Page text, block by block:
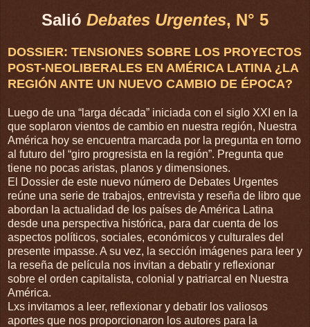
Salió Debates Urgentes, N° 5
DOSSIER: TENSIONES SOBRE LOS PROYECTOS
POST-NEOLIBERALES EN AMÉRICA LATINA ¿LA
REGIÓN ANTE UN NUEVO CAMBIO DE ÉPOCA?
Luego de una “larga década” iniciada con el siglo XXI en la
que soplaron vientos de cambio en nuestra región, Nuestra
América hoy se encuentra marcada por la pregunta en torno
al futuro del “giro progresista en la región”. Pregunta que
tiene no pocas aristas, planos y dimensiones.
El Dossier de este nuevo número de Debates Urgentes
reúne una serie de trabajos, entrevista y reseña de libro que
abordan la actualidad de los países de América Latina
desde una perspectiva histórica, para dar cuenta de los
aspectos políticos, sociales, económicos y culturales del
presente impasse. A su vez, la sección imágenes para leer y
la reseña de película nos invitan a debatir y reflexionar
sobre el orden capitalista, colonial y patriarcal en Nuestra
América.
Lxs invitamos a leer, reflexionar y debatir los valiosos
aportes que nos proporcionaron los autores para la